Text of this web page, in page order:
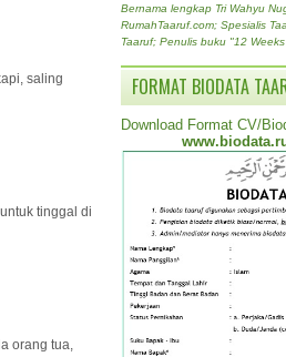
saling
tinggal di
orang tua,
Bernama lengkap Tri Wahyu
RumahTaaruf.com; Spesialis
Taaruf; Penulis buku "12 Weeks
FORMAT BIODATA
Download Format CV/